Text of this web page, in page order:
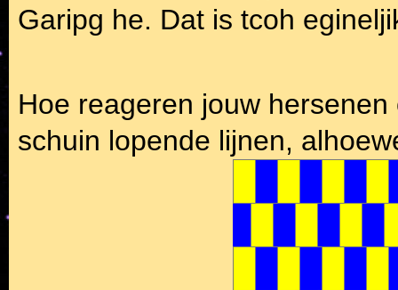
Garipg he. Dat is tcoh
Hoe reageren jouw
schuin lopende lijnen,